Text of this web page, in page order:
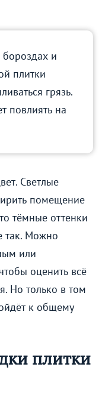
бороздах и
плитки
грязь.
повлиять на
Светлые
помещение
тёмные оттенки
так. Можно
или
оценить всё
Но только в том
к общему
плитки